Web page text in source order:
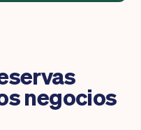
negocios